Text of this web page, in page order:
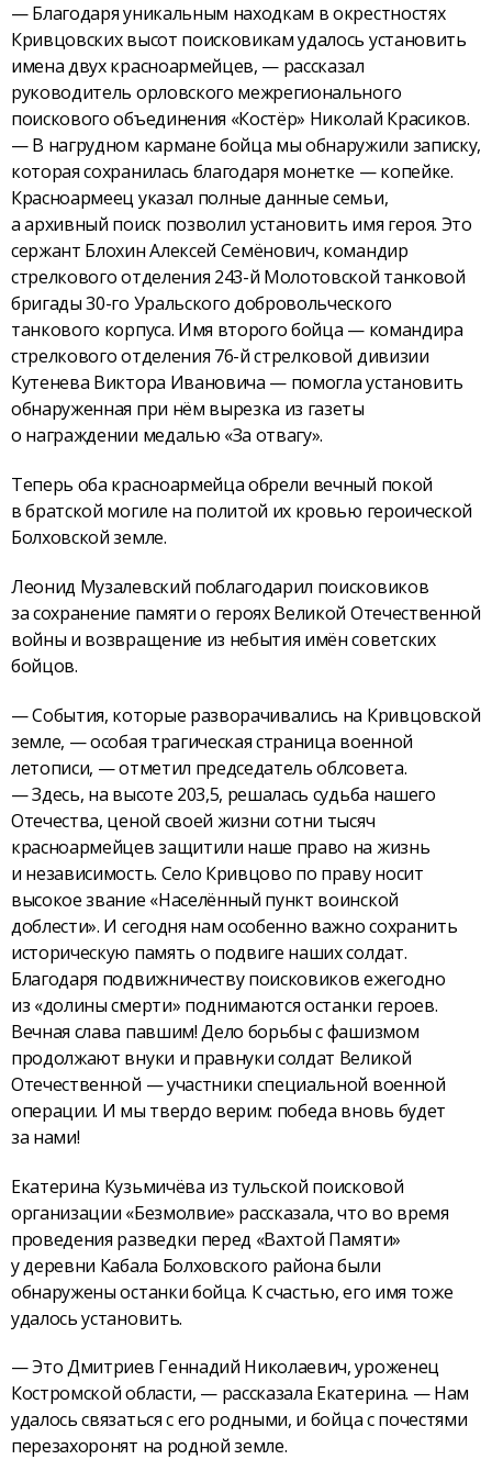
— Благодаря уникальным находкам в окрестностях
Кривцовских высот поисковикам удалось установить
имена двух красноармейцев, — рассказал
руководитель орловского межрегионального
поискового объединения «Костёр» Николай Красиков.
— В нагрудном кармане бойца мы обнаружили записку,
которая сохранилась благодаря монетке — копейке.
Красноармеец указал полные данные семьи,
а архивный поиск позволил установить имя героя. Это
сержант Блохин Алексей Семёнович, командир
стрелкового отделения 243-й Молотовской танковой
бригады 30-го Уральского добровольческого
танкового корпуса. Имя второго бойца — командира
стрелкового отделения 76-й стрелковой дивизии
Кутенева Виктора Ивановича — помогла установить
обнаруженная при нём вырезка из газеты
о награждении медалью «За отвагу».
Теперь оба красноармейца обрели вечный покой
в братской могиле на политой их кровью героической
Болховской земле.
Леонид Музалевский поблагодарил поисковиков
за сохранение памяти о героях Великой Отечественной
войны и возвращение из небытия имён советских
бойцов.
— События, которые разворачивались на Кривцовской
земле, — особая трагическая страница военной
летописи, — отметил председатель облсовета.
— Здесь, на высоте 203,5, решалась судьба нашего
Отечества, ценой своей жизни сотни тысяч
красноармейцев защитили наше право на жизнь
и независимость. Село Кривцово по праву носит
высокое звание «Населённый пункт воинской
доблести». И сегодня нам особенно важно сохранить
историческую память о подвиге наших солдат.
Благодаря подвижничеству поисковиков ежегодно
из «долины смерти» поднимаются останки героев.
Вечная слава павшим! Дело борьбы с фашизмом
продолжают внуки и правнуки солдат Великой
Отечественной — участники специальной военной
операции. И мы твердо верим: победа вновь будет
за нами!
Екатерина Кузьмичёва из тульской поисковой
организации «Безмолвие» рассказала, что во время
проведения разведки перед «Вахтой Памяти»
у деревни Кабала Болховского района были
обнаружены останки бойца. К счастью, его имя тоже
удалось установить.
— Это Дмитриев Геннадий Николаевич, уроженец
Костромской области, — рассказала Екатерина. — Нам
удалось связаться с его родными, и бойца с почестями
перезахоронят на родной земле.